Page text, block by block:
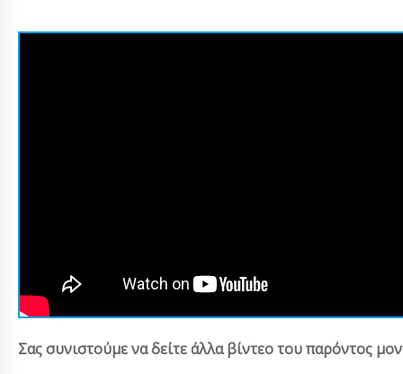
Σας συνιστούμε να δείτε άλλα βίντεο του παρόντος